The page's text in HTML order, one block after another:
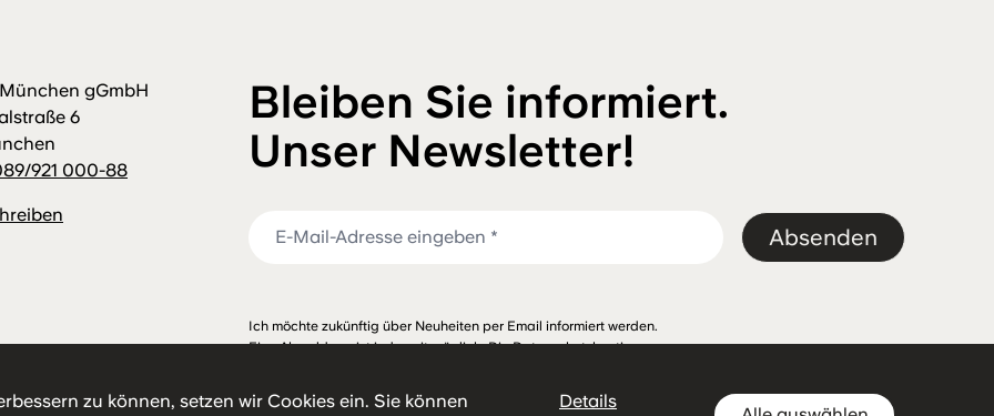
zu können, setzen wir Cookies ein. Sie können Details
gGmbH
6
921 000-88
Bleiben Sie informiert.
Unser Newsletter!
Absenden
Ich möchte zukünftig über Neuheiten per Email informiert werden.
Eine Abmeldung ist jederzeit möglich. DieDatenschutzbestimmungen